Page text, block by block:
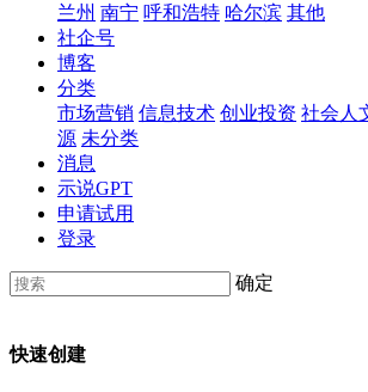
兰州 南宁 呼和浩特 哈尔滨 其他
社企号
博客
分类
市场营销 信息技术 创业投资 社会人
源 未分类
消息
示说GPT
申请试用
登录
确定
快速创建